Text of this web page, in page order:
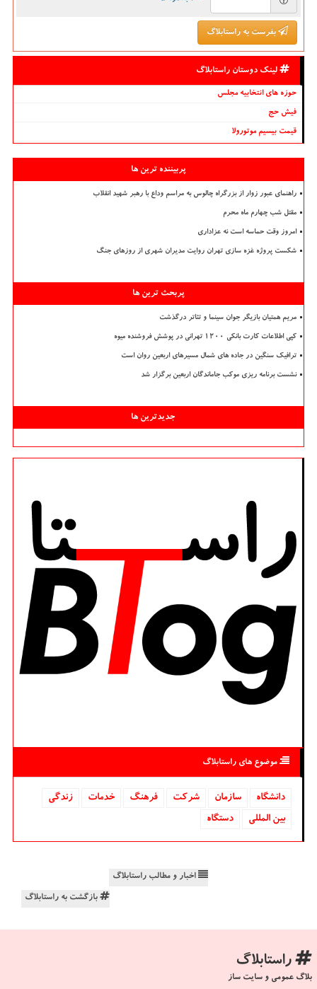
بفرست به راستابلاگ
لینک دوستان راستابلاگ
حوزه های انتخابیه مجلس
فیش حج
قیمت بیسیم موتورولا
پربیننده ترین ها
راهنمای عبور زوار از بزرگراه چالوس به مراسم وداع با رهبر شهید انقلاب
مقتل شب چهارم ماه محرم
امروز وقت حماسه است نه عزاداری
شکست پروژه غزه سازی تهران روایت مدیران شهری از روزهای جنگ
پربحث ترین ها
مریم همتیان بازیگر جوان سینما و تئاتر درگذشت
کپی اطلاعات کارت بانکی ۱۲۰۰ تهرانی در پوشش فروشنده میوه
ترافیک سنگین در جاده های شمال مسیرهای اربعین روان است
نشست برنامه ریزی موکب جاماندگان اربعین برگزار شد
جدیدترین ها
موضوع های راستابلاگ
دانشگاه‌ سازمان شركت فرهنگ خدمات
زندگی
بین المللی
دستگاه
اخبار و مطالب راستابلاگ
بازگشت به راستابلاگ
راستابلاگ
بلاگ عمومی و سایت ساز